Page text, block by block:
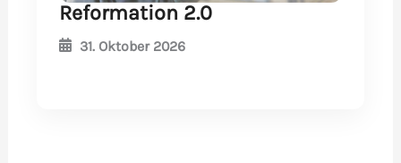
Reformation 2.0
31. Oktober 2026